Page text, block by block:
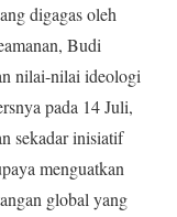
digagas oleh
Budi
nilai-nilai ideologi
pada 14 Juli,
sekadar inisiatif
menguatkan
global yang